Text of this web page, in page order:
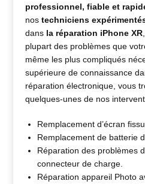
professionnel, fiable et
nostechniciens
dans la réparation iPhone XR
plupart des problèmes que
même les plus compliqués
supérieure de connaissance
réparation électronique, vous
quelques-unes de nos
Remplacement d’écran
Remplacement de batterie
Réparation des problèmes
connecteur de charge.
Réparation appareil Photo